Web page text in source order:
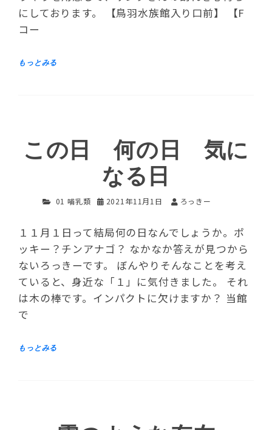
にしております。 【鳥羽水族館入り口前】 【F
コー
この日 何の日 気に
なる日
01 哺乳類 2021年11月1日 ろっきー
１１月１日って結局何の日なんでしょうか。ポ
ッキー？チンアナゴ？ なかなか答えが見つから
ないろっきーです。 ぼんやりそんなことを考え
ていると、身近な「１」に気付きました。 それ
は木の棒です。インパクトに欠けますか？ 当館
で